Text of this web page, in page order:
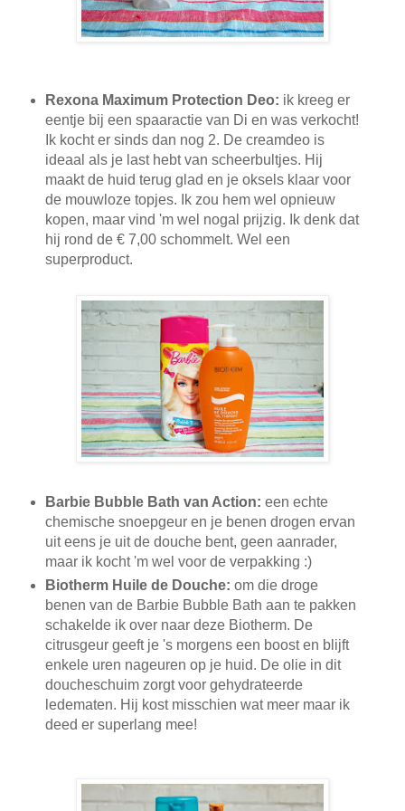
Rexona Maximum Protection Deo: ik kreeg er
eentje bij een spaaractie van Di en was verkocht!
Ik kocht er sinds dan nog 2. De creamdeo is
ideaal als je last hebt van scheerbultjes. Hij
maakt de huid terug glad en je oksels klaar voor
de mouwloze topjes. Ik zou hem wel opnieuw
kopen, maar vind 'm wel nogal prijzig. Ik denk dat
hij rond de € 7,00 schommelt. Wel een
superproduct.
Barbie Bubble Bath van Action: een echte
chemische snoepgeur en je benen drogen ervan
uit eens je uit de douche bent, geen aanrader,
maar ik kocht 'm wel voor de verpakking :)
Biotherm Huile de Douche: om die droge
benen van de Barbie Bubble Bath aan te pakken
schakelde ik over naar deze Biotherm. De
citrusgeur geeft je 's morgens een boost en blijft
enkele uren nageuren op je huid. De olie in dit
doucheschuim zorgt voor gehydrateerde
ledematen. Hij kost misschien wat meer maar ik
deed er superlang mee!